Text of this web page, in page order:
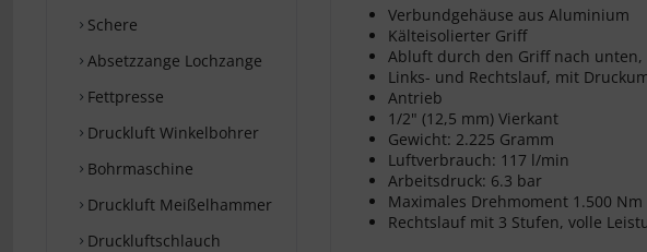
Schere
Absetzzange Lochzange
Fettpresse
Druckluft Winkelbohrer
Bohrmaschine
Druckluft Meißelhammer
Druckluftschlauch
Verbundgehäuse aus Aluminium
Kälteisolierter Griff
Abluft durch den Griff nach
Links- und Rechtslauf, mit
Antrieb
1/2" (12,5 mm) Vierkant
Gewicht: 2.225 Gramm
Luftverbrauch: 117 l/min
Arbeitsdruck: 6.3 bar
Maximales Drehmoment 1.500 Nm
Rechtslauf mit 3 Stufen, volle